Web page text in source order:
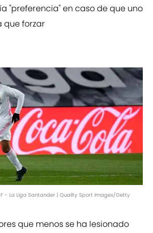
"preferencia" en caso de que uno
que forzar
- La Liga Santander | Quality Sport Images/Getty
que menos se ha lesionado